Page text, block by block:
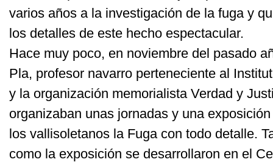
varios años a la investigación de la fuga y
los detalles de este hecho espectacular.
Hace muy poco, en noviembre del pasado
Pla, profesor navarro perteneciente al
y la organización memorialista Verdad y
organizaban unas jornadas y una
los vallisoletanos la Fuga con todo detalle.
como la exposición se desarrollaron en el